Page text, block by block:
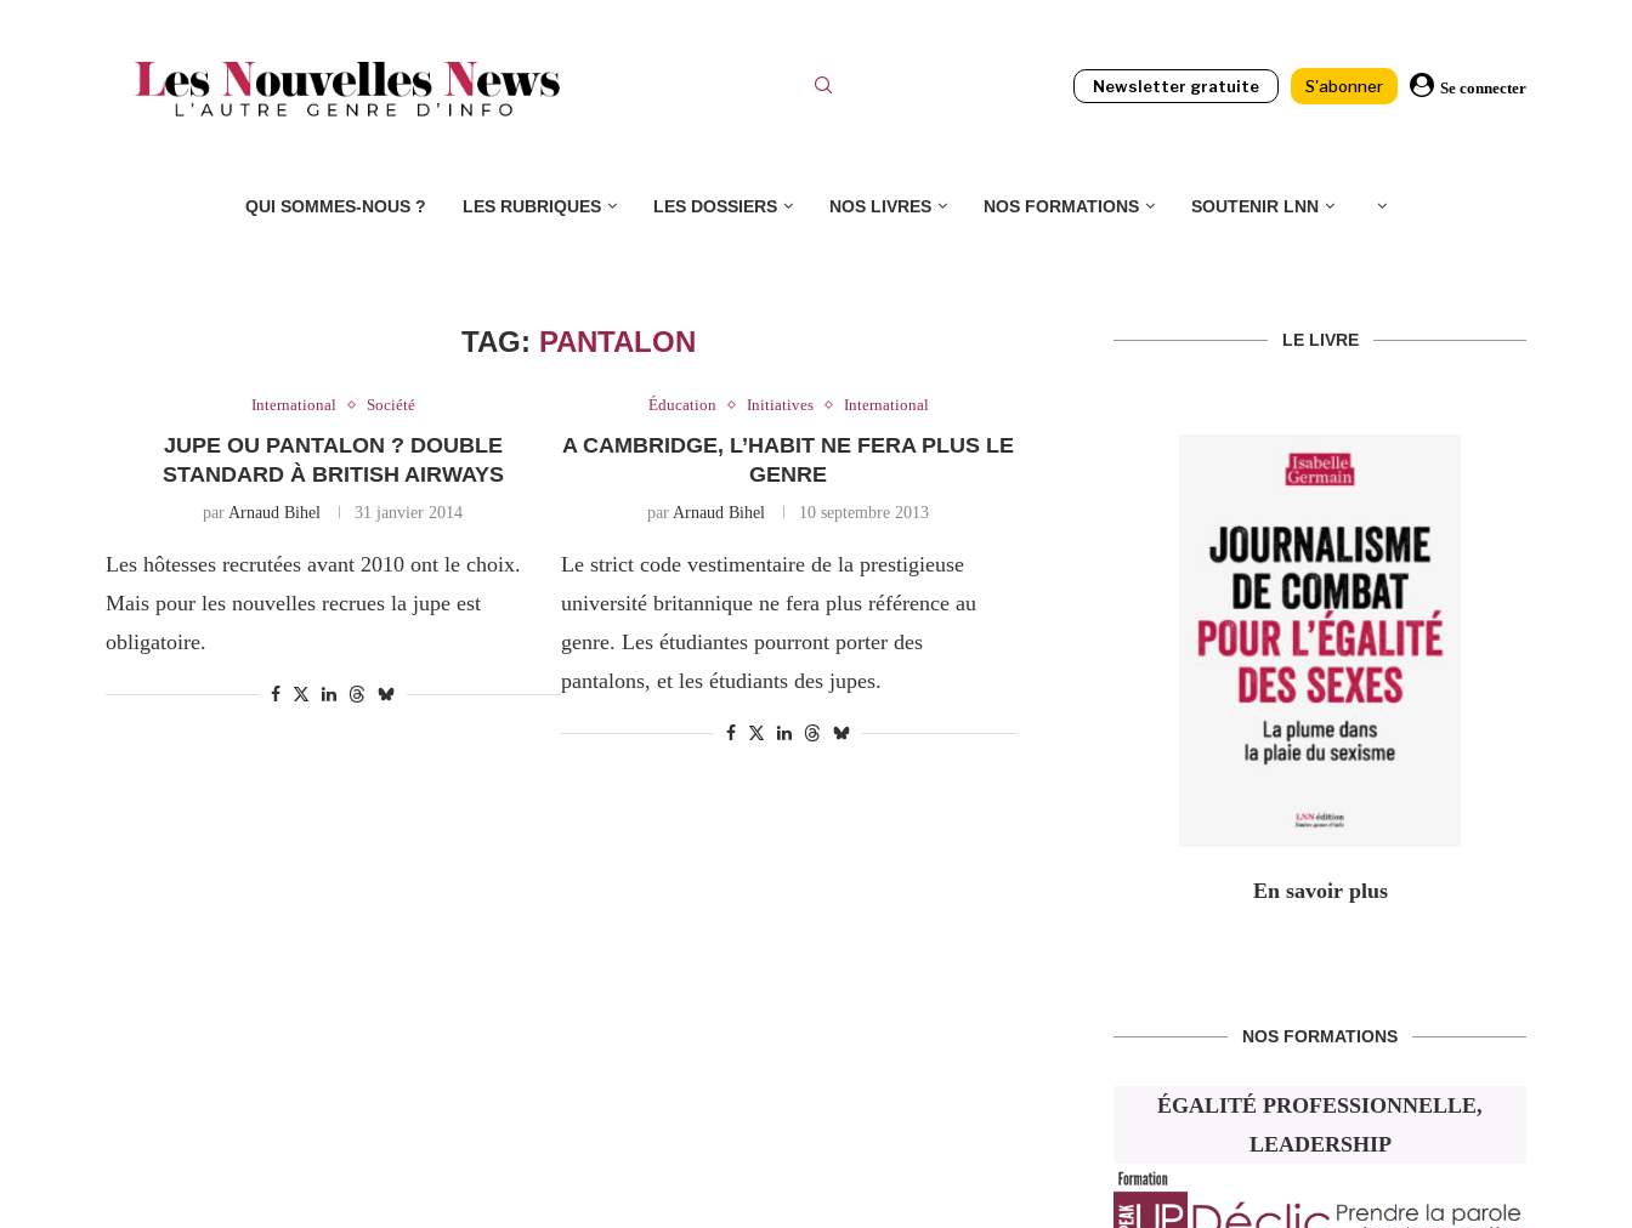
Newsletter gratuite S'abonner Se connecter
QUI SOMMES-NOUS ? LES RUBRIQUES LES DOSSIERS NOS LIVRES NOS FORMATIONS SOUTENIR LNN
TAG: PANTALON
International Société
JUPE OU PANTALON ? DOUBLE
STANDARD À BRITISH AIRWAYS
parArnaud Bihel 31 janvier 2014
Les hôtesses recrutées avant 2010 ont le choix.
Mais pour les nouvelles recrues la jupe est
obligatoire.
Éducation Initiatives International
A CAMBRIDGE, L’HABIT NE FERA PLUS LE
GENRE
parArnaud Bihel 10 septembre 2013
Le strict code vestimentaire de la prestigieuse
université britannique ne fera plus référence au
genre. Les étudiantes pourront porter des
pantalons, et les étudiants des jupes.
LE LIVRE
En savoir plus
NOS FORMATIONS
ÉGALITÉ PROFESSIONNELLE,
LEADERSHIP